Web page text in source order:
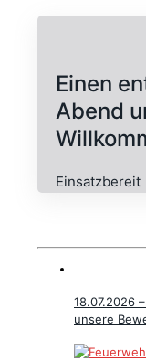
Einen
Abend
Einsatzbereit
18.07.2026
unsere